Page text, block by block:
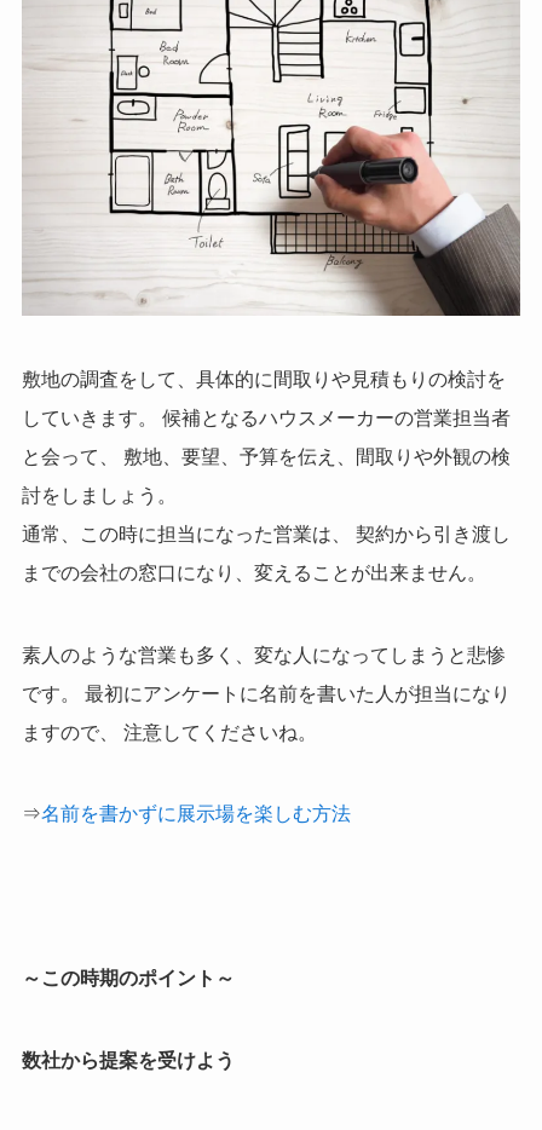
敷地の調査をして、具体的に間取りや見積もりの検討を
していきます。 候補となるハウスメーカーの営業担当者
と会って、 敷地、要望、予算を伝え、間取りや外観の検
討をしましょう。
通常、この時に担当になった営業は、 契約から引き渡し
までの会社の窓口になり、変えることが出来ません。
素人のような営業も多く、変な人になってしまうと悲惨
です。 最初にアンケートに名前を書いた人が担当になり
ますので、 注意してくださいね。
⇒名前を書かずに展示場を楽しむ方法
～この時期のポイント～
数社から提案を受けよう